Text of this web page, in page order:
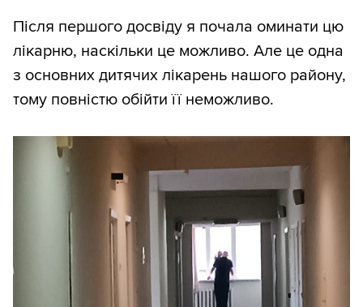
Після першого досвіду я почала оминати цю
лікарню, наскільки це можливо. Але це одна
з основних дитячих лікарень нашого району,
тому повністю обійти її неможливо.